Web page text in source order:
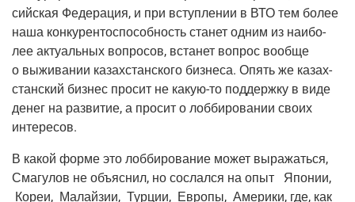
сий­ская Феде­ра­ция, и при вступ­ле­нии в ВТО тем более
наша кон­ку­рен­то­спо­соб­ность ста­нет одним из наи­бо­
лее акту­аль­ных вопро­сов, вста­нет вопрос вооб­ще
о выжи­ва­нии казах­стан­ско­го биз­не­са. Опять же казах­
стан­ский биз­нес про­сит не какую-то под­держ­ку в виде
денег на раз­ви­тие, а про­сит о лоб­би­ро­ва­нии сво­их
интересов.
В какой фор­ме это лоб­би­ро­ва­ние может выра­жать­ся,
Сма­гу­лов не объ­яс­нил, но сослал­ся на опыт Япо­нии,
Кореи, Малай­зии, Тур­ции, Евро­пы, Аме­ри­ки, где, как